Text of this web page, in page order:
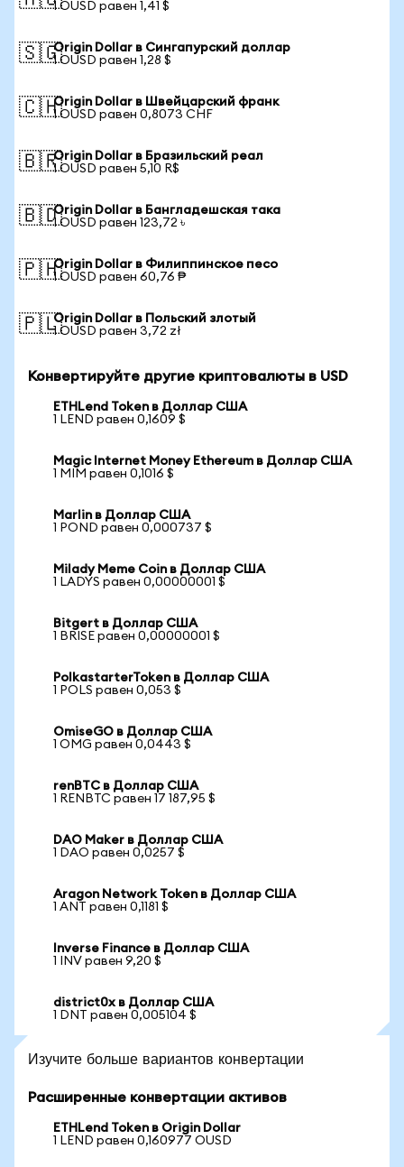
1 OUSD равен 1,41 $
🇸🇬Origin Dollar в Сингапурский доллар
1 OUSD равен 1,28 $
🇨🇭Origin Dollar в Швейцарский франк
1 OUSD равен 0,8073 CHF
🇧🇷Origin Dollar в Бразильский реал
1 OUSD равен 5,10 R$
🇧🇩Origin Dollar в Бангладешская така
1 OUSD равен 123,72 ৳
🇵🇭Origin Dollar в Филиппинское песо
1 OUSD равен 60,76 ₱
🇵🇱Origin Dollar в Польский злотый
1 OUSD равен 3,72 zł
Конвертируйте другие криптовалюты в USD
ETHLend Token в Доллар США
1 LEND равен 0,1609 $
Magic Internet Money Ethereum в Доллар США
1 MIM равен 0,1016 $
Marlin в Доллар США
1 POND равен 0,000737 $
Milady Meme Coin в Доллар США
1 LADYS равен 0,00000001 $
Bitgert в Доллар США
1 BRISE равен 0,00000001 $
PolkastarterToken в Доллар США
1 POLS равен 0,053 $
OmiseGO в Доллар США
1 OMG равен 0,0443 $
renBTC в Доллар США
1 RENBTC равен 17 187,95 $
DAO Maker в Доллар США
1 DAO равен 0,0257 $
Aragon Network Token в Доллар США
1 ANT равен 0,1181 $
Inverse Finance в Доллар США
1 INV равен 9,20 $
district0x в Доллар США
1 DNT равен 0,005104 $
Изучите больше вариантов конвертации
Расширенные конвертации активов
ETHLend Token в Origin Dollar
1 LEND равен 0,160977 OUSD